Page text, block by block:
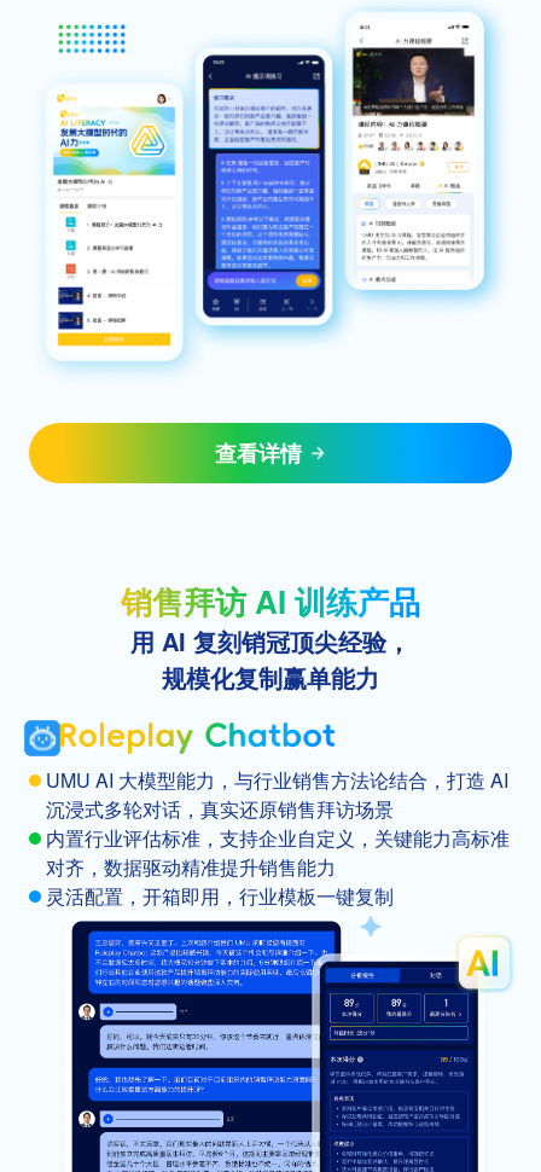
查看详情
销售拜访 AI 训练产品
用 AI 复刻销冠顶尖经验，
规模化复制赢单能力
UMU AI 大模型能力，与行业销售方法论结合，打造 AI
沉浸式多轮对话，真实还原销售拜访场景
内置行业评估标准，支持企业自定义，关键能力高标准
对齐，数据驱动精准提升销售能力
灵活配置，开箱即用，行业模板一键复制